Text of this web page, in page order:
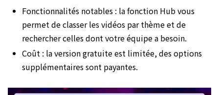
Fonctionnalités notables : la fonction Hub vous
permet de classer les vidéos par thème et de
rechercher celles dont votre équipe a besoin.
Coût : la version gratuite est limitée, des options
supplémentaires sont payantes.